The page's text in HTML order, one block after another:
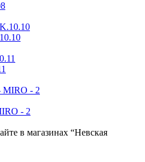
- 2
в магазинах “Невская